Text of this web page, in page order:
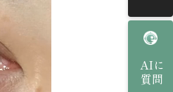
AIに
質問